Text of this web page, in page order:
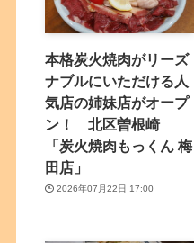
本格炭火焼肉がリーズ
ナブルにいただける人
気店の姉妹店がオープ
ン！ 北区曽根崎
「炭火焼肉もっくん 梅
田店」
2026年07月22日 17:00